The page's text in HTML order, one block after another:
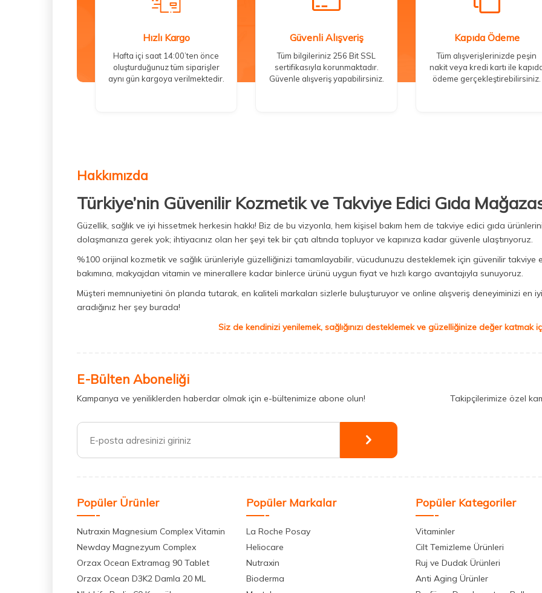
Hızlı Kargo
Hafta içi saat 14:00’ten önce
oluşturduğunuz tüm siparişler
aynı gün kargoya verilmektedir.
Güvenli Alışveriş
Tüm bilgileriniz 256 Bit SSL
sertifikasıyla korunmaktadır.
Güvenle alışveriş yapabilirsiniz.
Kapıda Ödeme
Tüm alışverişlerinizde peşin
nakit veya kredi kartı ile
ödeme gerçekleştirebilirsiniz.
Hakkımızda
Türkiye’nin Güvenilir Kozmetik ve Takviye Edici Gıda
Güzellik, sağlık ve iyi hissetmek herkesin hakkı! Biz de bu vizyonla, hem kişisel bakım hem de takviye edici gıda
dolaşmanıza gerek yok; ihtiyacınız olan her şeyi tek bir çatı altında topluyor ve kapınıza kadar güvenle ulaştırıyoruz.
%100 orijinal kozmetik ve sağlık ürünleriyle güzelliğinizi tamamlayabilir, vücudunuzu desteklemek için güvenilir takviye
bakımına, makyajdan vitamin ve minerallere kadar binlerce ürünü uygun fiyat ve hızlı kargo avantajıyla sunuyoruz.
Müşteri memnuniyetini ön planda tutarak, en kaliteli markaları sizlerle buluşturuyor ve online alışveriş deneyiminizi en
aradığınız her şey burada!
Siz de kendinizi yenilemek, sağlığınızı desteklemek ve güzelliğinize değer katmak
E-Bülten Aboneliği
Kampanya ve yeniliklerden haberdar olmak için e-bültenimize abone olun! Takipçilerimize özel
Popüler Ürünler
Nutraxin Magnesium Complex Vitamin
Newday Magnezyum Complex
Orzax Ocean Extramag 90 Tablet
Orzax Ocean D3K2 Damla 20 ML
Popüler Markalar
La Roche Posay
Heliocare
Nutraxin
Bioderma
Popüler Kategoriler
Vitaminler
Cilt Temizleme Ürünleri
Ruj ve Dudak Ürünleri
Anti Aging Ürünler